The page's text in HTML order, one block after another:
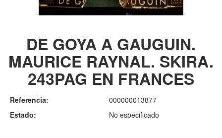
DE GOYA A GAUGUIN.
MAURICE RAYNAL. SKIRA.
243PAG EN FRANCES
Referencia:
000000013877
Estado:
No especificado